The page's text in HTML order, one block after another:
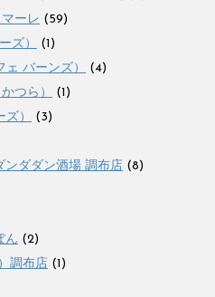
ーレ (59)
ズ）
(1)
バーンズ）
(4)
つら）
(1)
）
(3)
ンダダン酒場 調布店 (8)
ん (2)
調布店 (1)